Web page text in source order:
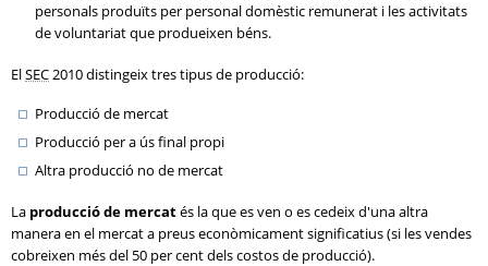
personals produïts per personal domèstic remunerat i les activitats
de voluntariat que produeixen béns.
ElSEC2010 distingeix tres tipus de producció:
Producció de mercat
Producció per a ús final propi
Altra producció no de mercat
La producció de mercatés la que es ven o es cedeix d'una altra
manera en el mercat a preus econòmicament significatius (si les vendes
cobreixen més del 50 per cent dels costos de producció).